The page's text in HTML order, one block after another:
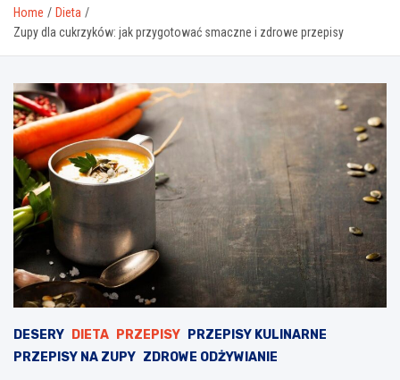
Home
Dieta
Zupy dla cukrzyków: jak przygotować smaczne i zdrowe przepisy
DESERY DIETA PRZEPISY
PRZEPISY KULINARNE
PRZEPISY NA ZUPY ZDROWE ODŻYWIANIE